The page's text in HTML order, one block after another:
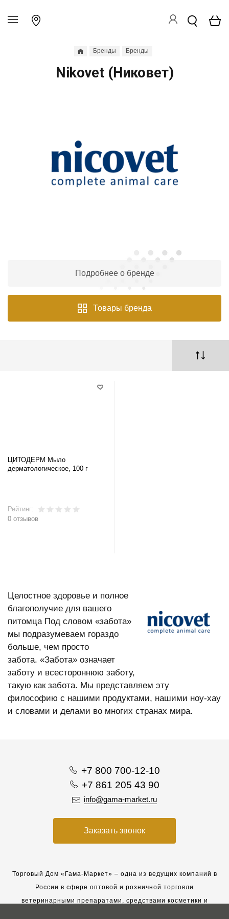
Бренды Бренды
Nikovet (Никовет)
Подробнее о бренде
Товары бренда
Целостное здоровье и полное
благополучие для вашего
питомца Под словом «забота»
мы подразумеваем гораздо
больше, чем просто
забота. «Забота» означает
заботу и всестороннюю заботу,
такую как забота. Мы представляем эту
философию с нашими продуктами, нашими ноу-хау
и словами и делами во многих странах мира.
ЦИТОДЕРМ Мыло
дерматологическое, 100 г
Рейтинг:
0 отзывов
+7 800 700-12-10
+7 861 205 43 90
info@gama-market.ru
Заказать звонок
Торговый Дом «Гама-Маркет» – одна из ведущих компаний в
России в сфере оптовой и розничной торговли
ветеринарными препаратами, средствами косметики и